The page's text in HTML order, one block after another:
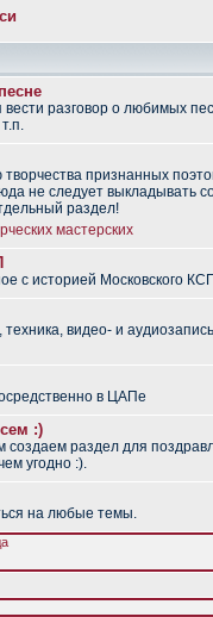
вести разговор о любимых
признанных
не следует выкладывать
раздел!
мастерских
с историей Московского
техника, видео- и
в ЦАПе
:)
создаем раздел для
угодно :).
на любые темы.